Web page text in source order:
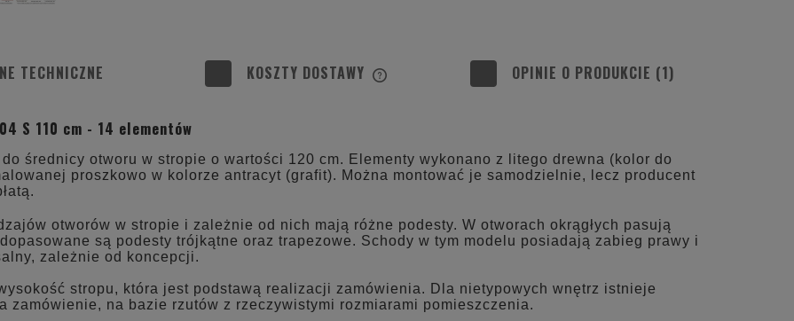
TECHNICZNE KOSZTY DOSTAWY OPINIE O PRODUKCIE (1)
S 110 cm - 14 elementów
średnicy otworu w stropie o wartości 120 cm. Elementy wykonano z litego drewna (kolor do
proszkowo w kolorze antracyt (grafit). Można montować je samodzielnie, lecz producent
otworów w stropie i zależnie od nich mają różne podesty. W otworach okrągłych pasują
są podesty trójkątne oraz trapezowe. Schody w tym modelu posiadają zabieg prawy i
zależnie od koncepcji.
stropu, która jest podstawą realizacji zamówienia. Dla nietypowych wnętrz istnieje
zamówienie, na bazie rzutów z rzeczywistymi rozmiarami pomieszczenia.